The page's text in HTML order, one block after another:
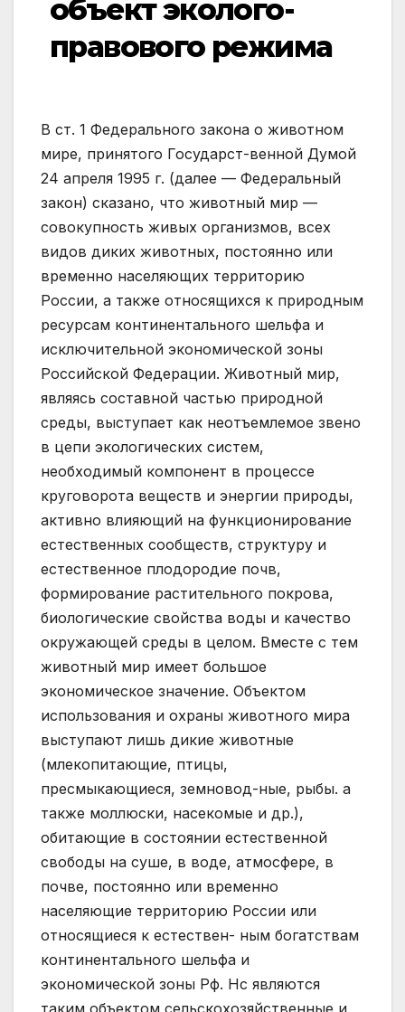
объект эколого-
правового режима
В ст. 1 Федерального закона о животном
мире, принятого Государст-венной Думой
24 апреля 1995 г. (далее — Федеральный
закон) сказано, что животный мир —
совокупность живых организмов, всех
видов диких животных, постоянно или
временно населяющих территорию
России, а также относящихся к природным
ресурсам континентального шельфа и
исключительной экономической зоны
Российской Федерации. Животный мир,
являясь составной частью природной
среды, выступает как неотъемлемое звено
в цепи экологических систем,
необходимый компонент в процессе
круговорота веществ и энергии природы,
активно влияющий на функционирование
естественных сообществ, структуру и
естественное плодородие почв,
формирование растительного покрова,
биологические свойства воды и качество
окружающей среды в целом. Вместе с тем
животный мир имеет большое
экономическое значение. Объектом
использования и охраны животного мира
выступают лишь дикие животные
(млекопитающие, птицы,
пресмыкающиеся, земновод-ные, рыбы. а
также моллюски, насекомые и др.),
обитающие в состоянии естественной
свободы на суше, в воде, атмосфере, в
почве, постоянно или временно
населяющие территорию России или
относящиеся к естествен- ным богатствам
континентального шельфа и
экономической зоны Рф. Нс являются